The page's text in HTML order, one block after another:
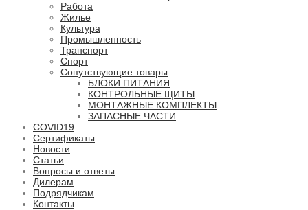
Работа
Жилье
Культура
Промышленность
Транспорт
Спорт
Сопутствующие товары
БЛОКИ ПИТАНИЯ
КОНТРОЛЬНЫЕ ЩИТЫ
МОНТАЖНЫЕ КОМПЛЕКТЫ
ЗАПАСНЫЕ ЧАСТИ
COVID19
Сертификаты
Новости
Статьи
Вопросы и ответы
Дилерам
Подрядчикам
Контакты